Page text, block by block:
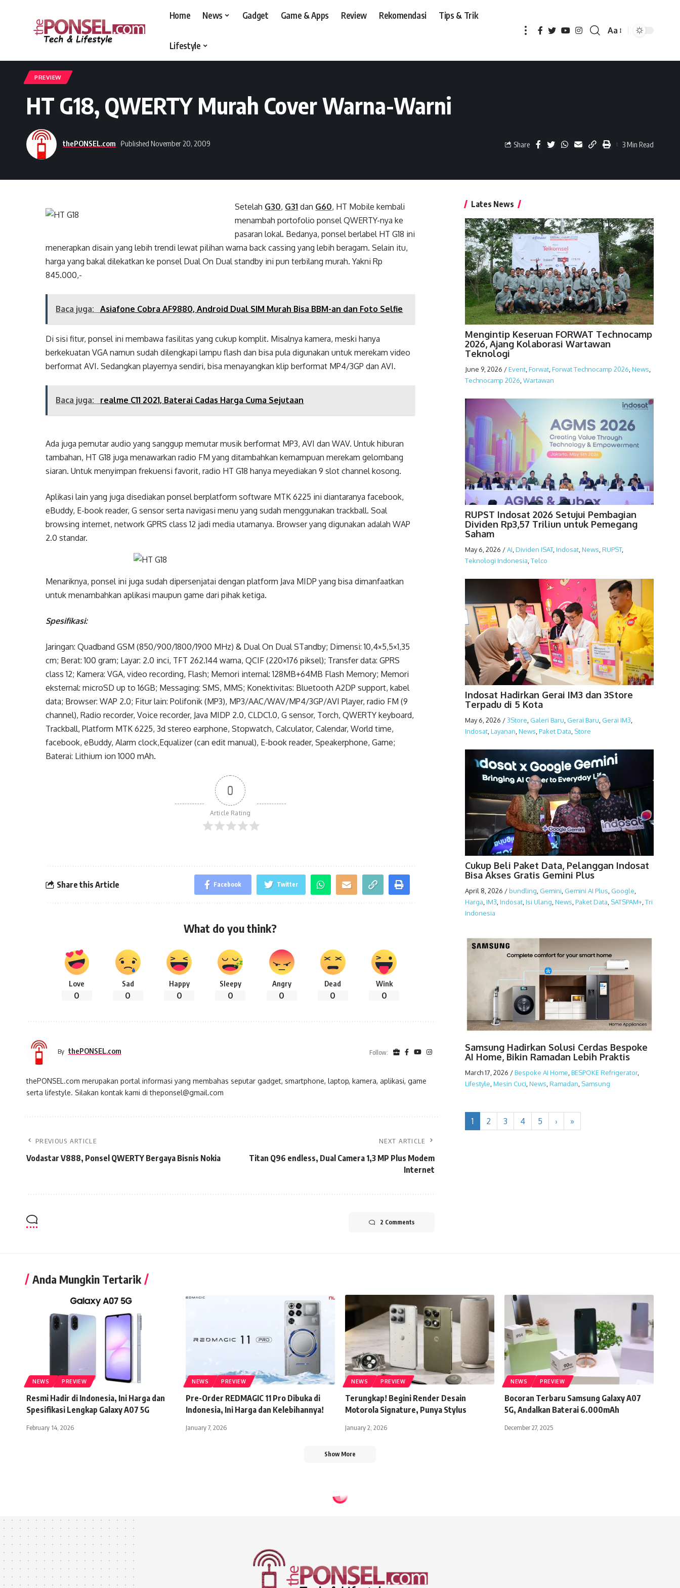
Home News Gadget Game & Apps Review Rekomendasi Tips & Trik
Lifestyle
Aa
PREVIEW
HT G18, QWERTY Murah Cover Warna-Warni
thePONSEL.com Published November 20, 2009 Share 3 Min Read
Setelah G30, G31 dan G60, HT Mobile kembali
menambah portofolio ponsel QWERTY-nya ke
pasaran lokal. Bedanya, ponsel berlabel HT G18 ini
menerapkan disain yang lebih trendi lewat pilihan warna back cassing yang lebih beragam. Selain itu,
harga yang bakal dilekatkan ke ponsel Dual On Dual standby ini pun terbilang murah. Yakni Rp
845.000,-
Baca juga: Asiafone Cobra AF9880, Android Dual SIM Murah Bisa BBM-an dan Foto Selfie
Di sisi fitur, ponsel ini membawa fasilitas yang cukup komplit. Misalnya kamera, meski hanya
berkekuatan VGA namun sudah dilengkapi lampu flash dan bisa pula digunakan untuk merekam video
berformat AVI. Sedangkan playernya sendiri, bisa menayangkan klip berformat MP4/3GP dan AVI.
Baca juga: realme C11 2021, Baterai Cadas Harga Cuma Sejutaan
Ada juga pemutar audio yang sanggup memutar musik berformat MP3, AVI dan WAV. Untuk hiburan
tambahan, HT G18 juga menawarkan radio FM yang ditambahkan kemampuan merekam gelombang
siaran. Untuk menyimpan frekuensi favorit, radio HT G18 hanya meyediakan 9 slot channel kosong.
Aplikasi lain yang juga disediakan ponsel berplatform software MTK 6225 ini diantaranya facebook,
eBuddy, E-book reader, G sensor serta navigasi menu yang sudah menggunakan trackball. Soal
browsing internet, network GPRS class 12 jadi media utamanya. Browser yang digunakan adalah WAP
2.0 standar.
Menariknya, ponsel ini juga sudah dipersenjatai dengan platform Java MIDP yang bisa dimanfaatkan
untuk menambahkan aplikasi maupun game dari pihak ketiga.
Spesifikasi:
Jaringan: Quadband GSM (850/900/1800/1900 MHz) & Dual On Dual STandby; Dimensi: 10,4×5,5×1,35
cm; Berat: 100 gram; Layar: 2.0 inci, TFT 262.144 warna, QCIF (220×176 piksel); Transfer data: GPRS
class 12; Kamera: VGA, video recording, Flash; Memori internal: 128MB+64MB Flash Memory; Memori
eksternal: microSD up to 16GB; Messaging: SMS, MMS; Konektivitas: Bluetooth A2DP support, kabel
data; Browser: WAP 2.0; Fitur lain: Polifonik (MP3), MP3/AAC/WAV/MP4/3GP/AVI Player, radio FM (9
channel), Radio recorder, Voice recorder, Java MIDP 2.0, CLDC1.0, G sensor, Torch, QWERTY keyboard,
Trackball, Platform MTK 6225, 3d stereo earphone, Stopwatch, Calculator, Calendar, World time,
facebook, eBuddy, Alarm clock,Equalizer (can edit manual), E-book reader, Speakerphone, Game;
Baterai: Lithium ion 1000 mAh.
0
Article Rating
Share this Article Facebook Twitter
What do you think?
Love
0
Sad
0
Happy
0
Sleepy
0
Angry
0
Dead
0
Wink
0
By thePONSEL.com Follow:
thePONSEL.com merupakan portal informasi yang membahas seputar gadget, smartphone, laptop, kamera, aplikasi, game
serta lifestyle. Silakan kontak kami di theponsel@gmail.com
PREVIOUS ARTICLE
Vodastar V888, Ponsel QWERTY Bergaya Bisnis Nokia
NEXT ARTICLE
Titan Q96 endless, Dual Camera 1,3 MP Plus Modem
Internet
2 Comments
Lates News
Mengintip Keseruan FORWAT Technocamp
2026, Ajang Kolaborasi Wartawan
Teknologi
June 9, 2026 /Event, Forwat, Forwat Technocamp 2026 News
Technocamp 2026 Wartawan
RUPST Indosat 2026 Setujui Pembagian
Dividen Rp3,57 Triliun untuk Pemegang
Saham
May 6, 2026 /AI,Dividen ISAT,Indosat,News,RUPST,
Teknologi Indonesia,Telco
Indosat Hadirkan Gerai IM3 dan 3Store
Terpadu di 5 Kota
May 6, 2026 /3Store, Galeri Baru, Gerai Baru, Gerai IM3,
Indosat,Layanan,News,Paket Data, Store
Cukup Beli Paket Data, Pelanggan Indosat
Bisa Akses Gratis Gemini Plus
April 8, 2026 /bundling, Gemini, Gemini AI Plus, Google,
Harga,IM3,Indosat,Isi Ulang,News,Paket Data, SATSPAM+,Tri
Indonesia
Samsung Hadirkan Solusi Cerdas Bespoke
AI Home, Bikin Ramadan Lebih Praktis
March 17, 2026 /Bespoke AI Home,BESPOKE Refrigerator,
Lifestyle,Mesin Cuci,News,Ramadan, Samsung
1 2 3 4 5 › »
Anda Mungkin Tertarik
NEWS PREVIEW
Resmi Hadir di Indonesia, Ini Harga dan
Spesifikasi Lengkap Galaxy A07 5G
February 14, 2026
NEWS PREVIEW
Pre-Order REDMAGIC 11 Pro Dibuka di
Indonesia, Ini Harga dan Kelebihannya!
January 7, 2026
NEWS PREVIEW
Terungkap! Begini Render Desain
Motorola Signature, Punya Stylus
January 2, 2026
NEWS PREVIEW
Bocoran Terbaru Samsung Galaxy A07
5G, Andalkan Baterai 6.000mAh
December 27, 2025
Show More